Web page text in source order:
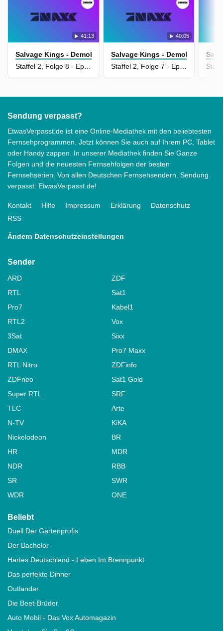
41:13
Salvage Kings - Demolieren Und Kassieren
40:05
Salvage Kings - Demolieren Und
Staffel 2, Folge 7 - Episode 7
Sendung verpasst?
EtwasVerpasst.de ist eine Online-Mediathek mit den beliebtesten
Fernsehprogrammen. Jetzt können Sie auch auf Ihrem PC, Tablet
oder Handy zappen. In unserer Mediathek finden Sie Ganze
Folgen und die neuesten Fernsehfolgen der besten
Fernsehserien. Von allen Deutschen Fernsehsendern. Sendung
verpasst: EtwasVerpasst.de!
Kontakt Hilfe Impressum Erklärung
Datenschutz
RSS
Ändern Datenschutzeinstellungen
Sender
ARD
ZDF
RTL
Sat1
Pro7
Kabel1
RTL2
Vox
3Sat
Sixx
DMAX
Pro7 Maxx
RTL Nitro
ZDFinfo
ZDFneo
Sat1 Gold
Super RTL
SRF
TLC
Arte
N-TV
KiKA
Nickelodeon
BR
HR
MDR
NDR
RBB
SR
SWR
WDR
ONE
Beliebt
Duell Der Gartenprofis
Der Bachelor
Hartes Deutschland - Leben Im Brennpunkt
Das perfekte Dinner
Outlander
Die Beet-Brüder
Auto Mobil - Das Vox Automagazin